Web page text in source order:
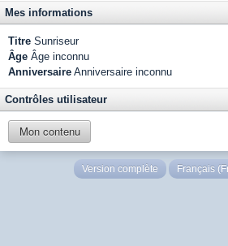
Mes informations
Titre Sunriseur
Âge Âge inconnu
Anniversaire Anniversaire inconnu
Contrôles utilisateur
Mon contenu
Version complète Français